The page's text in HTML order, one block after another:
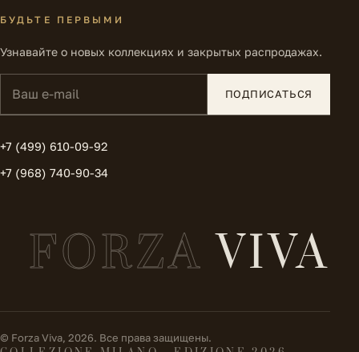
БУДЬТЕ ПЕРВЫМИ
Узнавайте о новых коллекциях и закрытых распродажах.
ПОДПИСАТЬСЯ
+7 (499) 610-09-92
+7 (968) 740-90-34
FORZAVIVA
© Forza Viva, 2026. Все права защищены.